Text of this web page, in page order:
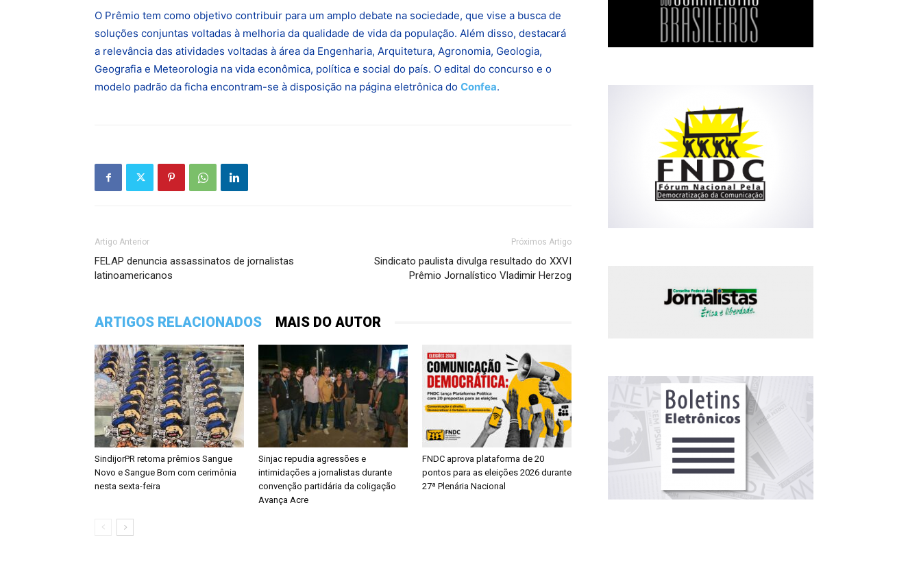
O Prêmio tem como objetivo contribuir para um amplo debate na sociedade, que vise a busca de
soluções conjuntas voltadas à melhoria da qualidade de vida da população. Além disso, destacará
a relevância das atividades voltadas à área da Engenharia, Arquitetura, Agronomia, Geologia,
Geografia e Meteorologia na vida econômica, polí­tica e social do paí­s. O edital do concurso e o
modelo padrão da ficha encontram-se à disposição na página eletrônica do Confea.
Artigo Anterior
FELAP denuncia assassinatos de jornalistas
latinoamericanos
Próximos Artigo
Sindicato paulista divulga resultado do XXVI
Prêmio Jornalí­stico Vladimir Herzog
ARTIGOS RELACIONADOS MAIS DO AUTOR
SindijorPR retoma prêmios Sangue
Novo e Sangue Bom com cerimônia
nesta sexta-feira
Sinjac repudia agressões e
intimidações a jornalistas durante
convenção partidária da coligação
Avança Acre
FNDC aprova plataforma de 20
pontos para as eleições 2026 durante
27ª Plenária Nacional